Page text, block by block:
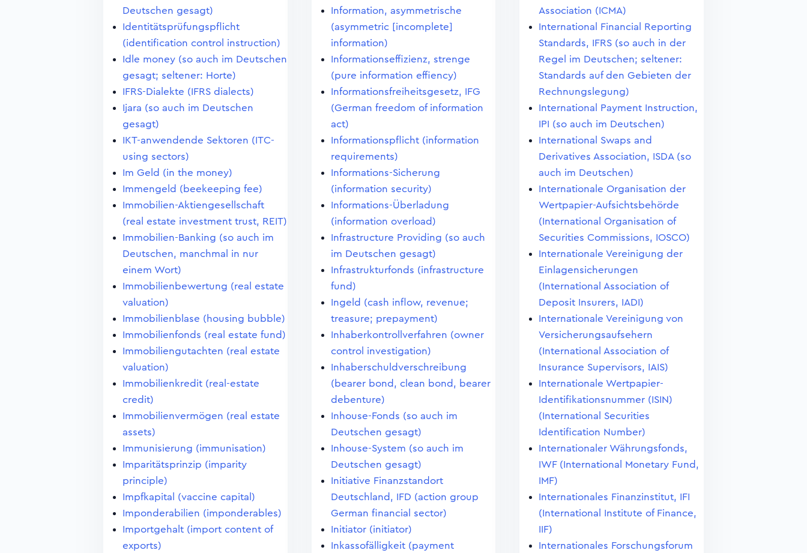
Deutschen gesagt)
Identitätsprüfungspflicht
(identification control instruction)
Idle money (so auch im Deutschen
gesagt; seltener: Horte)
IFRS-Dialekte (IFRS dialects)
Ijara (so auch im Deutschen
gesagt)
IKT-anwendende Sektoren (ITC-
using sectors)
Im Geld (in the money)
Immengeld (beekeeping fee)
Immobilien-Aktiengesellschaft
(real estate investment trust, REIT)
Immobilien-Banking (so auch im
Deutschen, manchmal in nur
einem Wort)
Immobilienbewertung (real estate
valuation)
Immobilienblase (housing bubble)
Immobilienfonds (real estate fund)
Immobiliengutachten (real estate
valuation)
Immobilienkredit (real-estate
credit)
Immobilienvermögen (real estate
assets)
Immunisierung (immunisation)
Imparitätsprinzip (imparity
principle)
Impfkapital (vaccine capital)
Imponderabilien (imponderables)
Importgehalt (import content of
exports)
Information, asymmetrische
(asymmetric [incomplete]
information)
Informationseffizienz, strenge
(pure information effiency)
Informationsfreiheitsgesetz, IFG
(German freedom of information
act)
Informationspflicht (information
requirements)
Informations-Sicherung
(information security)
Informations-Überladung
(information overload)
Infrastructure Providing (so auch
im Deutschen gesagt)
Infrastrukturfonds (infrastructure
fund)
Ingeld (cash inflow, revenue;
treasure; prepayment)
Inhaberkontrollverfahren (owner
control investigation)
Inhaberschuldverschreibung
(bearer bond, clean bond, bearer
debenture)
Inhouse-Fonds (so auch im
Deutschen gesagt)
Inhouse-System (so auch im
Deutschen gesagt)
Initiative Finanzstandort
Deutschland, IFD (action group
German financial sector)
Initiator (initiator)
Inkassofälligkeit (payment
Association (ICMA)
International Financial Reporting
Standards, IFRS (so auch in der
Regel im Deutschen; seltener:
Standards auf den Gebieten der
Rechnungslegung)
International Payment Instruction,
IPI (so auch im Deutschen)
International Swaps and
Derivatives Association, ISDA (so
auch im Deutschen)
Internationale Organisation der
Wertpapier-Aufsichtsbehörde
(International Organisation of
Securities Commissions, IOSCO)
Internationale Vereinigung der
Einlagensicherungen
(International Association of
Deposit Insurers, IADI)
Internationale Vereinigung von
Versicherungsaufsehern
(International Association of
Insurance Supervisors, IAIS)
Internationale Wertpapier-
Identifikationsnummer (ISIN)
(International Securities
Identification Number)
Internationaler Währungsfonds,
IWF (International Monetary Fund,
IMF)
Internationales Finanzinstitut, IFI
(International Institute of Finance,
IIF)
Internationales Forschungsforum